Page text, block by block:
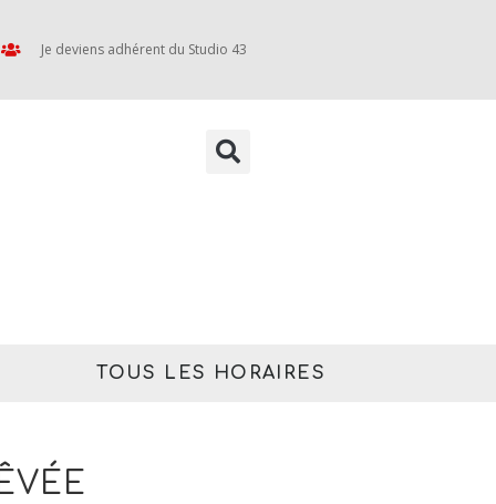
Je deviens adhérent du Studio 43
TOUS LES HORAIRES